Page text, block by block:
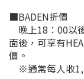
■BADEN折價
晚上18：00以
面後，可享有
價。
※通常每人收